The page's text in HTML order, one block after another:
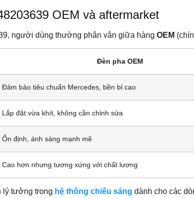
OEM và aftermarket
người dùng thường phân vân giữa hàng OEM
Đèn pha OEM
Đảm bảo tiêu chuẩn Mercedes, bền bỉ cao
Lắp đặt vừa khít, không cần chỉnh sửa
Ổn định, ánh sáng mạnh mẽ
Cao hơn nhưng tương xứng với chất lượng
lý tưởng trong hệ thống chiếu sáng dành cho các